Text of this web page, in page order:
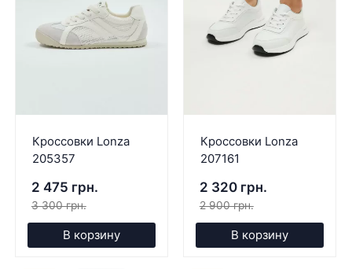
Кроссовки Lonza
205357
2 475 грн.
3 300 грн.
В корзину
Кроссовки Lonza
207161
2 320 грн.
2 900 грн.
В корзину